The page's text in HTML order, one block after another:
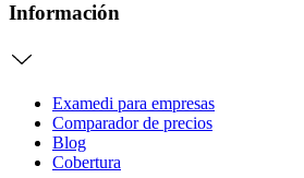
Información
Examedi para empresas
Comparador de precios
Blog
Cobertura